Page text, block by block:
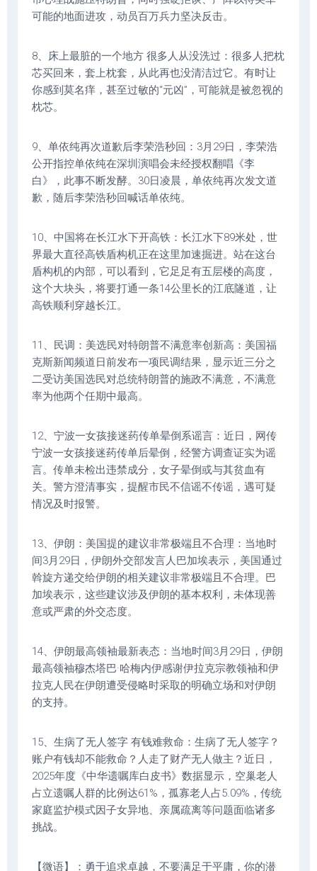
可能的地面进攻，动员百万兵力坚决反击。
8、床上最脏的一个地方 很多人从没洗过：很多人把枕
芯买回来，套上枕套，从此再也没清洁过它。有时让
你感到莫名痒，甚至过敏的“元凶”，可能就是被忽视的
枕芯。
9、单依纯再次道歉后李荣浩秒回：3月29日，李荣浩
公开指控单依纯在深圳演唱会未经授权翻唱《李
白》，此事不断发酵。30日凌晨，单依纯再次发文道
歉，随后李荣浩秒回喊话单依纯。
10、中国将在长江水下开高铁：长江水下89米处，世
界最大直径高铁盾构机正在这里加速掘进。站在这台
盾构机的内部，可以看到，它足足有五层楼的高度，
这个大块头，将要打通一条14公里长的江底隧道，让
高铁顺利穿越长江。
11、民调：美选民对特朗普不满意率创新高：美国福
克斯新闻频道日前发布一项民调结果，显示近三分之
二受访美国选民对总统特朗普的施政不满意，不满意
率为他两个任期中最高。
12、宁波一女孩接迷药传单晕倒系谣言：近日，网传
宁波一女孩接迷药传单后晕倒，经警方调查证实为谣
言。传单未检出违禁成分，女子晕倒或与其贫血有
关。警方澄清事实，提醒市民不信谣不传谣，遇可疑
情况及时报警。
13、伊朗：美国提的建议非常极端且不合理：当地时
间3月29日，伊朗外交部发言人巴加埃表示，美国通过
斡旋方递交给伊朗的相关建议非常极端且不合理。巴
加埃表示，这些建议涉及伊朗的基本权利，未体现善
意或严肃的外交态度。
14、伊朗最高领袖最新表态：当地时间3月29日，伊朗
最高领袖穆杰塔巴·哈梅内伊感谢伊拉克宗教领袖和伊
拉克人民在伊朗遭受侵略时采取的明确立场和对伊朗
的支持。
15、生病了无人签字 有钱难救命：生病了无人签字？
账户有钱却不能救命？人走了财产无人做主？近日，
2025年度《中华遗嘱库白皮书》数据显示，空巢老人
占立遗嘱人群的比例达61%，孤寡老人占5.09%，传统
家庭监护模式因子女异地、亲属疏离等问题面临诸多
挑战。
【微语】：勇于追求卓越，不要满足于平庸，你的潜